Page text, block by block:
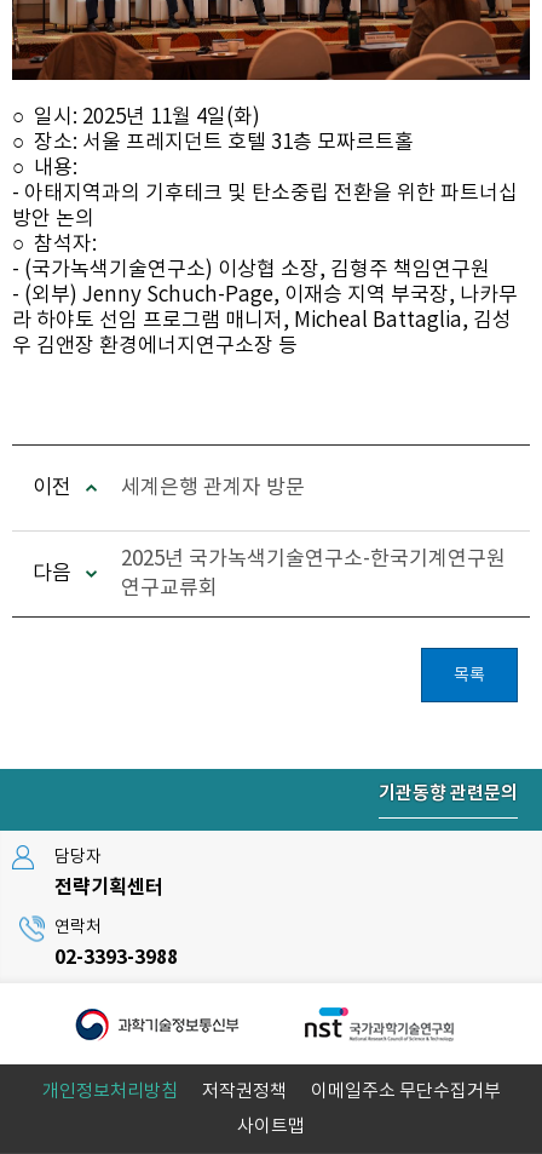
○ 일시: 2025년 11월 4일(화)
○ 장소: 서울 프레지던트 호텔 31층 모짜르트홀
○ 내용:
- 아태지역과의 기후테크 및 탄소중립 전환을 위한 파트너십
방안 논의
○ 참석자:
- (국가녹색기술연구소) 이상협 소장, 김형주 책임연구원
- (외부) Jenny Schuch-Page, 이재승 지역 부국장, 나카무
라 하야토 선임 프로그램 매니저, Micheal Battaglia, 김성
우 김앤장 환경에너지연구소장 등
이전 세계은행 관계자 방문
다음
2025년 국가녹색기술연구소-한국기계연구원
연구교류회
목록
기관동향 관련문의
담당자
전략기획센터
연락처
02-3393-3988
개인정보처리방침 저작권정책
이메일주소 무단수집거부
사이트맵